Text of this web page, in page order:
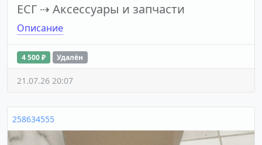
ЕСГ ⇢ Аксессуары и запчасти
Описание
4 500 ₽ Удалён
21.07.26 20:07
258634555